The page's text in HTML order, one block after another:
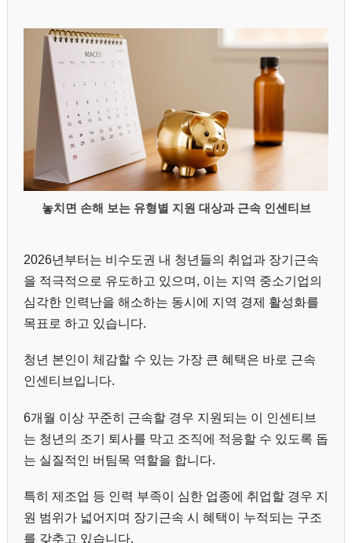
놓치면 손해 보는 유형별 지원 대상과 근속 인센티브
2026년부터는 비수도권 내 청년들의 취업과 장기근속
을 적극적으로 유도하고 있으며, 이는 지역 중소기업의
심각한 인력난을 해소하는 동시에 지역 경제 활성화를
목표로 하고 있습니다.
청년 본인이 체감할 수 있는 가장 큰 혜택은 바로 근속
인센티브입니다.
6개월 이상 꾸준히 근속할 경우 지원되는 이 인센티브
는 청년의 조기 퇴사를 막고 조직에 적응할 수 있도록 돕
는 실질적인 버팀목 역할을 합니다.
특히 제조업 등 인력 부족이 심한 업종에 취업할 경우 지
원 범위가 넓어지며 장기근속 시 혜택이 누적되는 구조
를 갖추고 있습니다.